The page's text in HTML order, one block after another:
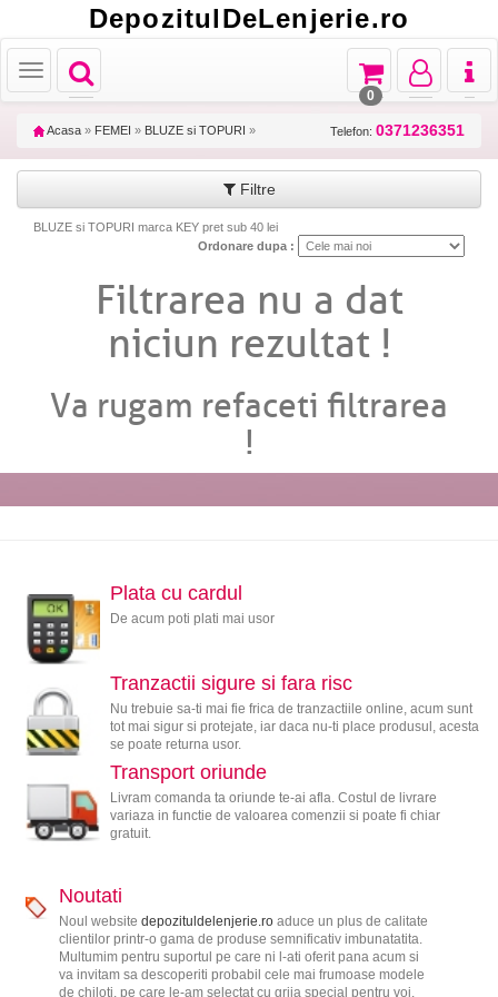
DepozitulDeLenjerie.ro
Toggle
navigation
Toggle
Toggle
navigation
Toggle
navigation
Toggle
navigation
0
Acasa » FEMEI » BLUZE si TOPURI » Telefon: 0371236351
Filtre
BLUZE si TOPURI marca KEY pret sub 40 lei
Ordonare dupa :
Filtrarea nu a dat
niciun rezultat !
Va rugam refaceti filtrarea
!
Plata cu cardul
De acum poti plati mai usor
Tranzactii sigure si fara risc
Nu trebuie sa-ti mai fie frica de tranzactiile online, acum sunt
tot mai sigur si protejate, iar daca nu-ti place produsul, acesta
se poate returna usor.
Transport oriunde
Livram comanda ta oriunde te-ai afla. Costul de livrare
variaza in functie de valoarea comenzii si poate fi chiar
gratuit.
Noutati
Noul website depozituldelenjerie.roaduce un plus de calitate
clientilor printr-o gama de produse semnificativ imbunatatita.
Multumim pentru suportul pe care ni l-ati oferit pana acum si
va invitam sa descoperiti probabil cele mai frumoase modele
de chiloti, pe care le-am selectat cu grija special pentru voi.